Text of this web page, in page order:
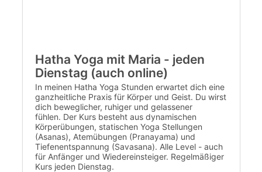
Hatha Yoga mit Maria - jeden
Dienstag (auch online)
In meinen Hatha Yoga Stunden erwartet dich eine
ganzheitliche Praxis für Körper und Geist. Du wirst
dich beweglicher, ruhiger und gelassener
fühlen. Der Kurs besteht aus dynamischen
Körperübungen, statischen Yoga Stellungen
(Asanas), Atemübungen (Pranayama) und
Tiefenentspannung (Savasana). Alle Level - auch
für Anfänger und Wiedereinsteiger. Regelmäßiger
Kurs jeden Dienstag.